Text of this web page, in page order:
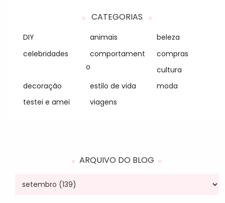
CATEGORIAS
DIY animais
beleza
celebridades
comportament
o
compras
cultura
decoração
estilo de vida
moda
testei e amei
viagens
ARQUIVO DO BLOG